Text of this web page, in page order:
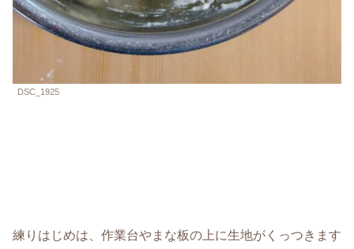
DSC_1925
練りはじめは、作業台やまな板の上に生地がくっつきます